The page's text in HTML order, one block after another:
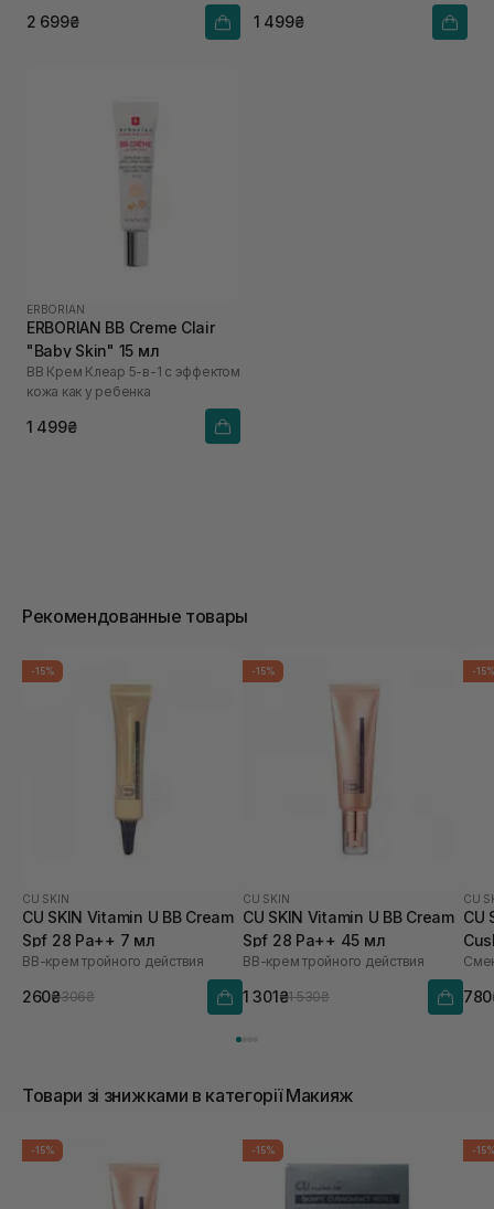
2 699₴ 1 499₴
ERBORIAN
ERBORIAN BB Creme Clair
"Baby Skin" 15 мл
ВВ Крем Клеар 5-в-1 с эффектом
кожа как у ребенка
1 499₴
Рекомендованные товары
-15%
CU SKIN
CU SKIN Vitamin U BB Cream
Spf 28 Pa++ 7 мл
BB-крем тройного действия
260₴306₴
-15%
CU SKIN
CU SKIN Vitamin U BB Cream
Spf 28 Pa++ 45 мл
BB-крем тройного действия
1 301₴1 530₴
-
CU
CU
21
Товари зі знижками в категорії Макияж
-15% -15% -